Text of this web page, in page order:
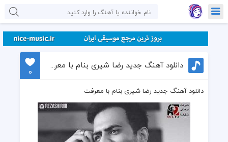
دانلود آهنگ جدید رضا شیری بنام با معرفت
0
دانلود آهنگ جدید رضا شیری بنام با معرفت